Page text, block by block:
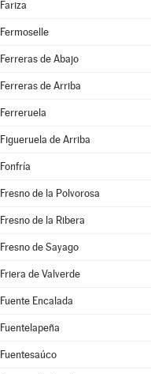
Fariza
Fermoselle
Ferreras de Abajo
Ferreras de Arriba
Ferreruela
Figueruela de Arriba
Fonfría
Fresno de la Polvorosa
Fresno de la Ribera
Fresno de Sayago
Friera de Valverde
Fuente Encalada
Fuentelapeña
Fuentesaúco